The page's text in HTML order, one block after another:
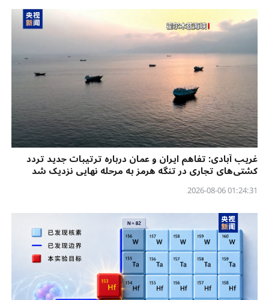
غریب آبادی: تفاهم ایران و عمان درباره ترتیبات جدید تردد
کشتی‌های تجاری در تنگه هرمز به مرحله نهایی نزدیک شد
01:24:31 2026-08-06